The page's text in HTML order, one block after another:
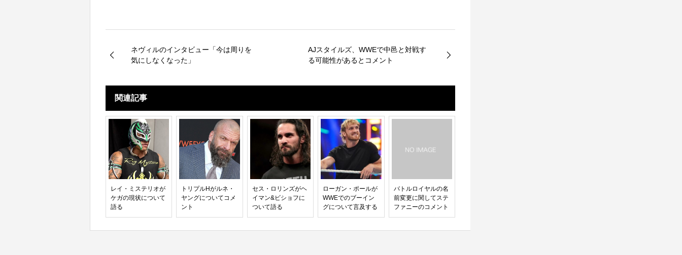
ネヴィルのインタビュー「今は周りを
気にしなくなった」
AJスタイルズ、WWEで中邑と対戦す
る可能性があるとコメント
関連記事
レイ・ミステリオが
ケガの現状について
語る
トリプルHがルネ・
ヤングについてコメ
ント
セス・ロリンズがヘ
イマン&ビショフに
ついて語る
ローガン・ポールが
WWEでのブーイン
グについて言及する
バトルロイヤルの名
前変更に関してステ
ファニーのコメント